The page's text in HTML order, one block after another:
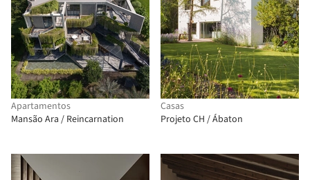
Apartamentos
Mansão Ara / Reincarnation
Casas
Projeto CH / Ábaton